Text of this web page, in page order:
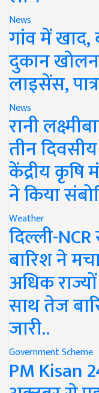
News
गांव में
दुकान
लाइसेंस,
News
रानी
तीन
केंद्रीय कृषि
ने किया
Weather
दिल्ली-
बारिश ने
अधिक
साथ तेज
जारी..
Government Scheme
PM Kisan